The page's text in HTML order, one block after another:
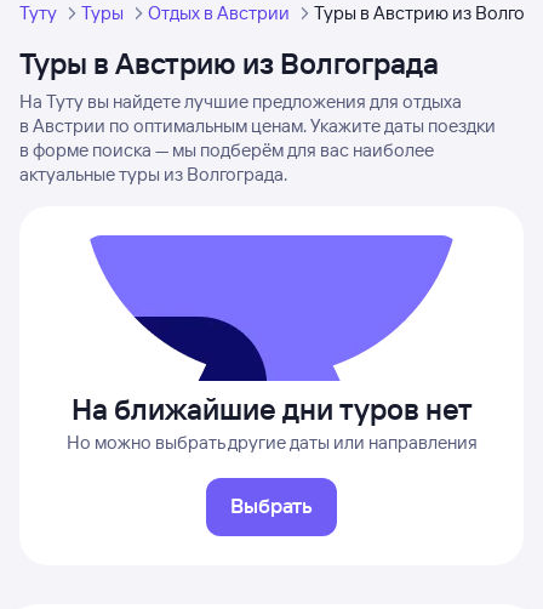
Туту Туры Отдых в Австрии Туры в Австрию из
Туры в Австрию из Волгограда
На Туту вы найдете лучшие предложения для отдыха
в Австрии по оптимальным ценам. Укажите даты поездки
в форме поиска — мы подберём для вас наиболее
актуальные туры из Волгограда.
На ближайшие дни туров нет
Но можно выбрать другие даты или направления
Выбрать